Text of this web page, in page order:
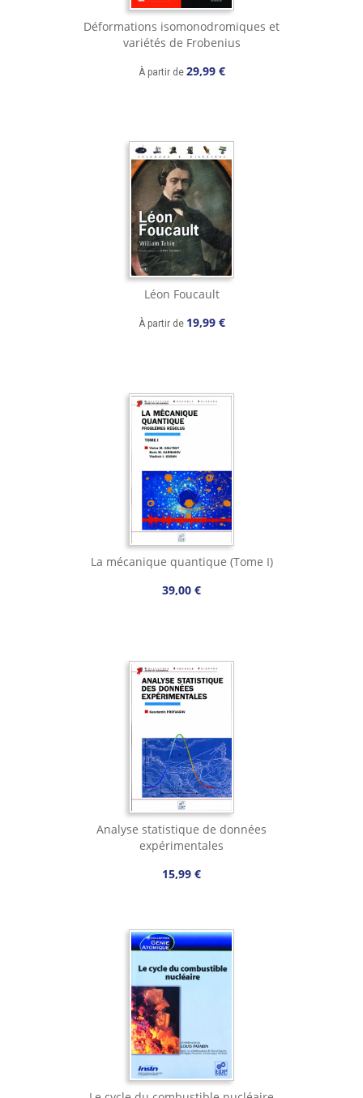
Déformations isomonodromiques et
variétés de Frobenius
À partir de 29,99 €
Léon Foucault
À partir de 19,99 €
La mécanique quantique (Tome I)
39,00 €
Analyse statistique de données
expérimentales
15,99 €